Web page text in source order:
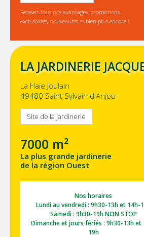
Recevez tous nos avantages, promotions,
exclusivités, nouveautés et bien plus encore !
LA JARDINERIE
La Haie Joulain
49480 Saint Sylvain d'Anjou
Site de la Jardinerie
7000 m²
La plus grande jardinerie
de la région Ouest
Nos horaires
Lundi au vendredi : 9h30-13h et 14h-
Samedi : 9h30-19h NON STOP
Dimanche et jours fériés : 9h30-13h et
19h